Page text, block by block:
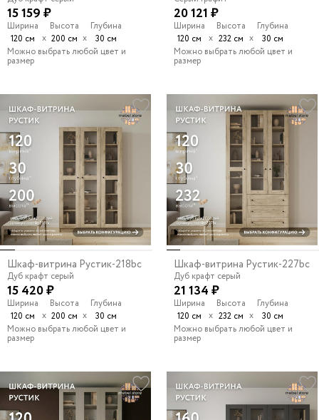
15 159 ₽
Ширина
120 см
х
Высота
200 см х
Глубина
30 см
Можно выбрать любой цвет и
размер
20 121 ₽
Ширина
120 см
х
Высота
232 см х
Глубина
30 см
Можно выбрать любой цвет и
размер
Шкаф-витрина Рустик-218bc
Дуб крафт серый
15 420 ₽
Ширина
120 см
х
Высота
200 см х
Глубина
30 см
Можно выбрать любой цвет и
размер
Шкаф-витрина Рустик-227bc
Дуб крафт серый
21 134 ₽
Ширина
120 см
х
Высота
232 см х
Глубина
30 см
Можно выбрать любой цвет и
размер